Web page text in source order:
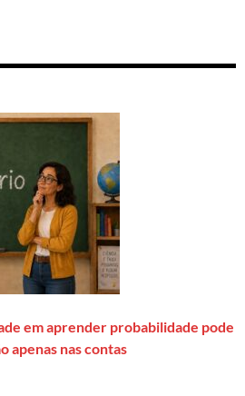
em aprender probabilidade pode
apenas nas contas